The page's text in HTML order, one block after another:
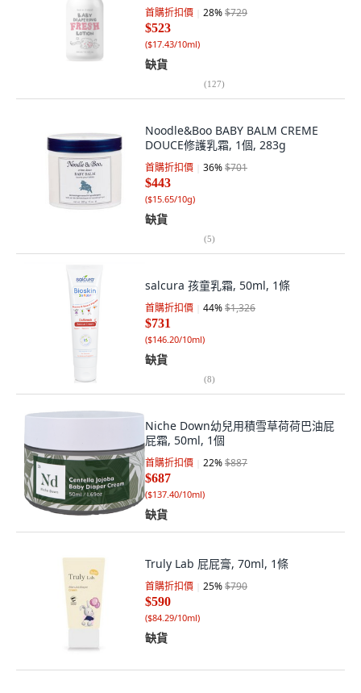
首購折扣價 28%$729
$523
($17.43/10ml)
缺貨
(127)
Noodle&Boo BABY BALM CREME
DOUCE修護乳霜, 1個, 283g
首購折扣價 36%$701
$443
($15.65/10g)
缺貨
(5)
salcura 孩童乳霜, 50ml, 1條
首購折扣價 44%$1,326
$731
($146.20/10ml)
缺貨
(8)
Niche Down幼兒用積雪草荷荷巴油屁
屁霜, 50ml, 1個
首購折扣價 22%$887
$687
($137.40/10ml)
缺貨
Truly Lab 屁屁膏, 70ml, 1條
首購折扣價 25%$790
$590
($84.29/10ml)
缺貨